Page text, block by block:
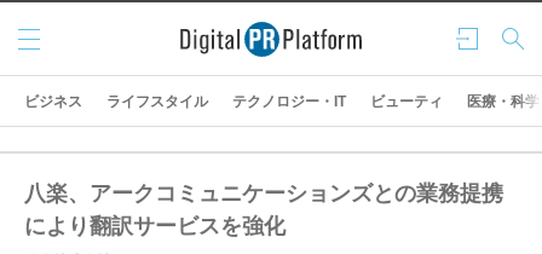
ログ
イン
検索
メニ
ュー
ビジネス ライフスタイル テクノロジー・IT ビューティ 医療・科学
八楽、アークコミュニケーションズとの業務提携
により翻訳サービスを強化